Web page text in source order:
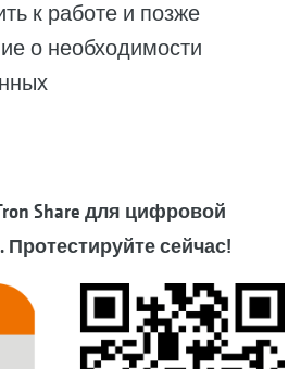
к работе и позже
о необходимости
Share для цифровой
сейчас!